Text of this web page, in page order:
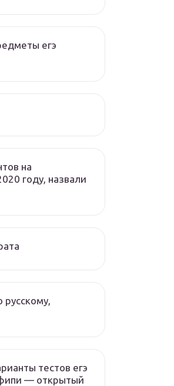
егэ
на
году, назвали
русскому,
тестов егэ
— открытый